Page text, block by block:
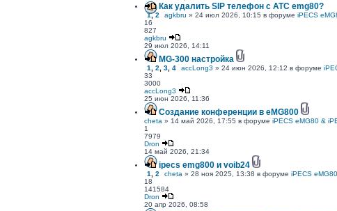
Как удалить SIP телефон c АТС emg80?
1,2 agkbru » 24 июл 2026, 10:15 в форуме iPECS
16
827
agkbru
29 июл 2026, 14:11
MG-300 настройка
1 2 3 4 accLong3 » 24 июн 2026, 12:12 в форуме
33
3000
accLong3
25 июн 2026, 11:36
Создание конференции в eMG800
cheta » 14 май 2026, 17:55 в форуме iPECS eMG80 &
1
7979
Dron
14 май 2026, 21:34
ipecs emg800 и voib24
1 2 cheta » 28 ноя 2025, 13:38 в форуме iPECS
18
141584
Dron
20 апр 2026, 08:58